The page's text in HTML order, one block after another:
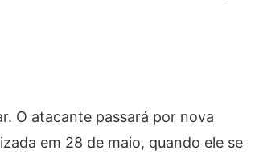
O atacante passará por nova
em 28 de maio, quando ele se